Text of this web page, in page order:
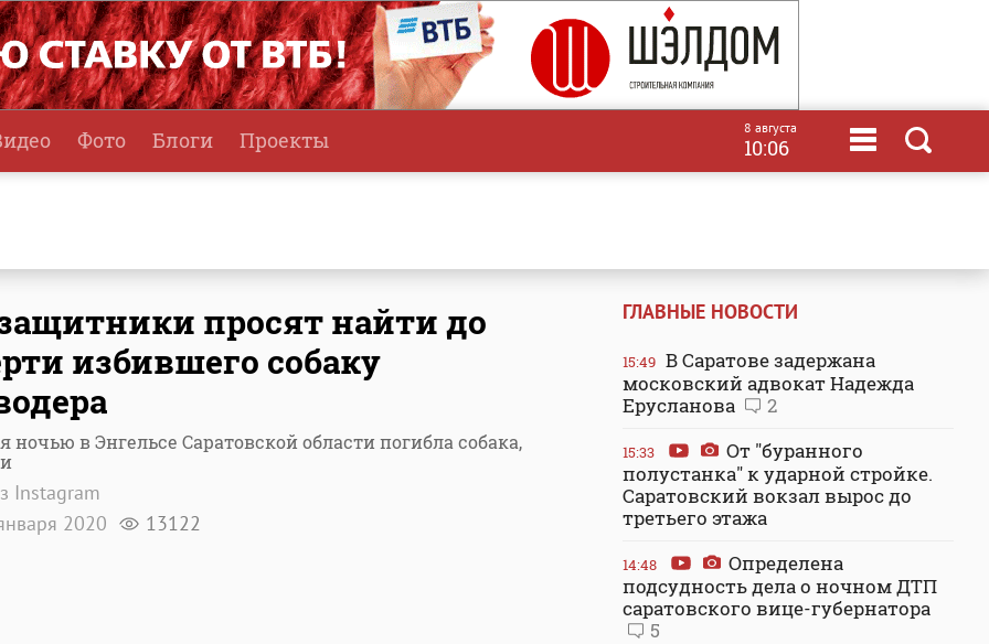
Фото Блоги Проекты 8 августа
10:06
просят найти до
избившего собаку
ночью в Энгельсе Саратовской области погибла собака,
Instagram
2020
13122
ГЛАВНЫЕ НОВОСТИ
15:49 В Саратове задержана
московский адвокат Надежда
Ерусланова
2
15:33
От "буранного
полустанка" к ударной стройке.
Саратовский вокзал вырос до
третьего этажа
14:48
Определена
подсудность дела о ночном ДТП
саратовского вице-губернатора
5